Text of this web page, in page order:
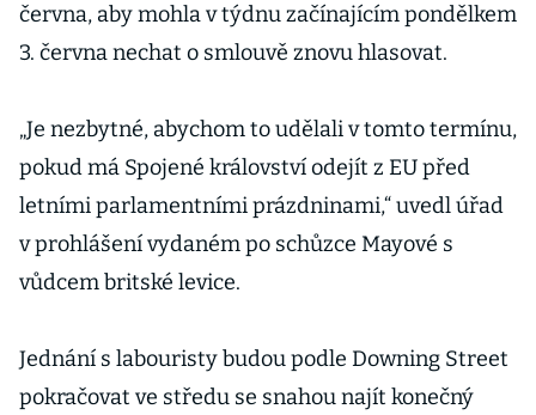
června, aby mohla v týdnu začínajícím pondělkem
3. června nechat o smlouvě znovu hlasovat.
„Je nezbytné, abychom to udělali v tomto termínu,
pokud má Spojené království odejít z EU před
letními parlamentními prázdninami,“ uvedl úřad
v prohlášení vydaném po schůzce Mayové s
vůdcem britské levice.
Jednání s labouristy budou podle Downing Street
pokračovat ve středu se snahou najít konečný